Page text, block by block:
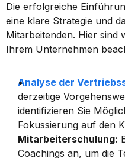
Die erfolgreiche
eine klare Strategie und
Mitarbeitenden. Hier sind
Ihrem Unternehmen
Analyse der
derzeitige
identifizieren Sie
Fokussierung auf den
Mitarbeiterschulung:
Coachings an, um die